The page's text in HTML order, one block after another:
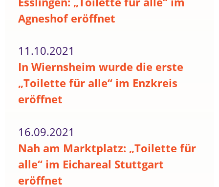
Agneshof eröffnet
11.10.2021
In Wiernsheim wurde die erste
„Toilette für alle“ im Enzkreis
eröffnet
16.09.2021
Nah am Marktplatz: „Toilette für
alle“ im Eichareal Stuttgart
eröffnet